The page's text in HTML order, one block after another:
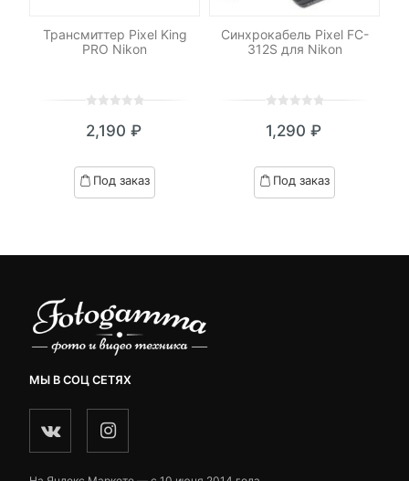
Трансмиттер Pixel King
PRO Nikon
out
based
on
2,190 ₽
Под заказ
Синхрокабель Pixel FC-
312S для Nikon
out
based
on
1,290 ₽
Под заказ
МЫ В СОЦ СЕТЯХ